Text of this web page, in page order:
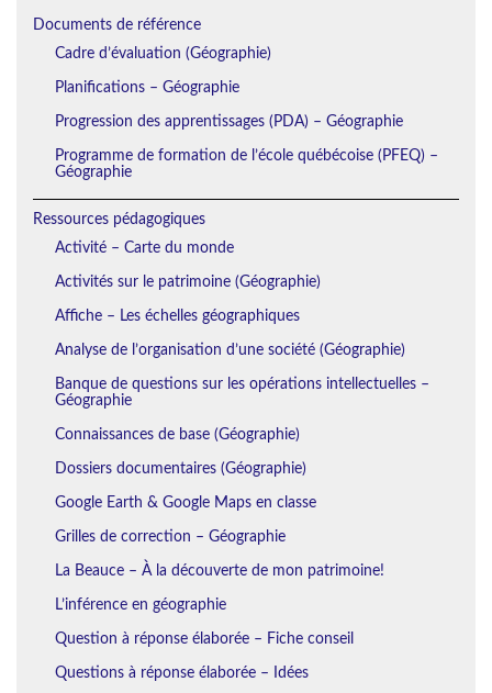
Documents de référence
Cadre d’évaluation (Géographie)
Planifications – Géographie
Progression des apprentissages (PDA) – Géographie
Programme de formation de l’école québécoise (PFEQ) –
Géographie
Ressources pédagogiques
Activité – Carte du monde
Activités sur le patrimoine (Géographie)
Affiche – Les échelles géographiques
Analyse de l’organisation d’une société (Géographie)
Banque de questions sur les opérations intellectuelles –
Géographie
Connaissances de base (Géographie)
Dossiers documentaires (Géographie)
Google Earth & Google Maps en classe
Grilles de correction – Géographie
La Beauce – À la découverte de mon patrimoine!
L’inférence en géographie
Question à réponse élaborée – Fiche conseil
Questions à réponse élaborée – Idées